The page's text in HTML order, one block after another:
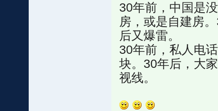
30年前，中国是
房，或是自建房
后又爆雷。
30年前，私人电
块。30年后，大
视线。